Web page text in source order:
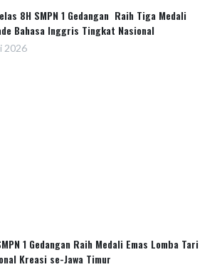
8H SMPN 1 Gedangan Raih Tiga Medali
Bahasa Inggris Tingkat Nasional
2026
1 Gedangan Raih Medali Emas Lomba Tari
Kreasi se-Jawa Timur